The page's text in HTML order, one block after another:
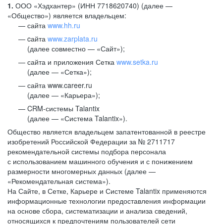
1. ООО «Хэдхантер» (ИНН 7718620740) (далее —
«Общество») является владельцем:
сайта www.hh.ru
cайта www.zarplata.ru
(далее совместно — «Сайт»);
сайта и приложения Сетка www.setka.ru
(далее — «Сетка»);
сайта www.career.ru
(далее — «Карьера»);
CRM-системы Talantix
(далее — «Система Talantix»).
Общество является владельцем запатентованной в реестре
изобретений Российской Федерации за № 2711717
рекомендательной системы подбора персонала
с использованием машинного обучения и с понижением
размерности многомерных данных (далее —
«Рекомендательная система»).
На Сайте, в Сетке, Карьере и Системе Talantix применяются
информационные технологии предоставления информации
на основе сбора, систематизации и анализа сведений,
относящихся к предпочтениям пользователей сети